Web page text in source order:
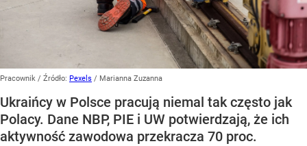
Pracownik / Źródło: Pexels / Marianna Zuzanna
Ukraińcy w Polsce pracują niemal tak często jak
Polacy. Dane NBP, PIE i UW potwierdzają, że ich
aktywność zawodowa przekracza 70 proc.